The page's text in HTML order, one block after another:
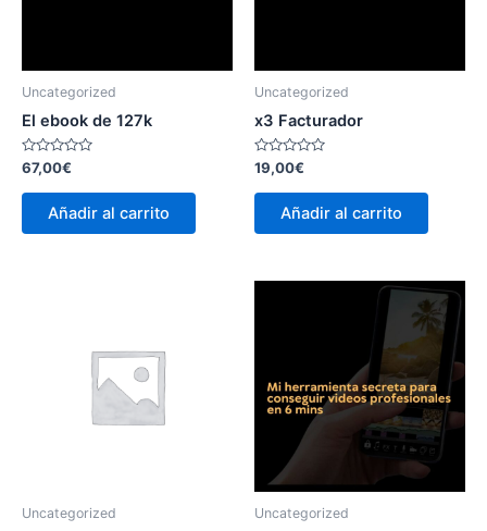
Uncategorized
El ebook de 127k
Valorado
con
0
67,00€
Añadir al carrito
Uncategorized
x3 Facturador
Valorado
con
0
19,00€
Añadir al carrito
Uncategorized Uncategorized